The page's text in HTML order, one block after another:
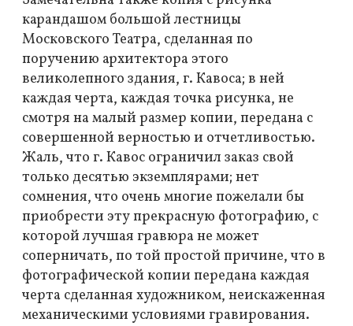
карандашом большой лестницы
Московского Театра, сделанная по
поручению архитектора этого
великолепного здания, г. Кавоса; в ней
каждая черта, каждая точка рисунка, не
смотря на малый размер копии, передана с
совершенной верностью и отчетливостью.
Жаль, что г. Кавос ограничил заказ свой
только десятью экземплярами; нет
сомнения, что очень многие пожелали бы
приобрести эту прекрасную фотографию, с
которой лучшая гравюра не может
соперничать, по той простой причине, что в
фотографической копии передана каждая
черта сделанная художником, неискаженная
механическими условиями гравирования.